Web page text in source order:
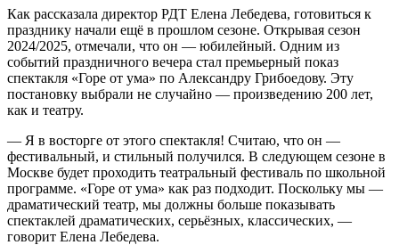
Как рассказала директор РДТ Елена Лебедева, готовиться к
празднику начали ещё в прошлом сезоне. Открывая сезон
2024/2025, отмечали, что он — юбилейный. Одним из
событий праздничного вечера стал премьерный показ
спектакля «Горе от ума» по Александру Грибоедову. Эту
постановку выбрали не случайно — произведению 200 лет,
как и театру.
— Я в восторге от этого спектакля! Считаю, что он —
фестивальный, и стильный получился. В следующем сезоне в
Москве будет проходить театральный фестиваль по школьной
программе. «Горе от ума» как раз подходит. Поскольку мы —
драматический театр, мы должны больше показывать
спектаклей драматических, серьёзных, классических, —
говорит Елена Лебедева.